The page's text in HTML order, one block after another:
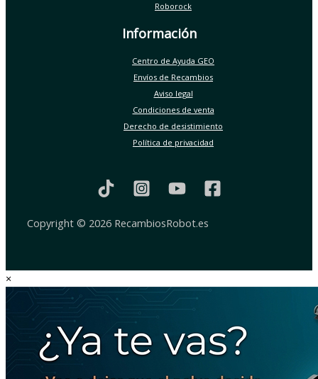
Roborock
Información
Centro de Ayuda GEO
Envíos de Recambios
Aviso legal
Condiciones de venta
Derecho de desistimiento
Política de privacidad
Copyright © 2026 RecambiosRobot.es
×